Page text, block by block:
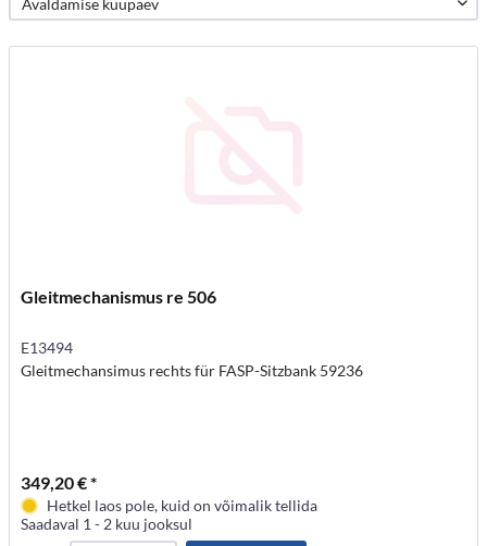
Gleitmechanismus re 506
E13494
Gleitmechansimus rechts für FASP-Sitzbank 59236
349,20 € *
Hetkel laos pole, kuid on võimalik tellida
Saadaval 1 - 2 kuu jooksul